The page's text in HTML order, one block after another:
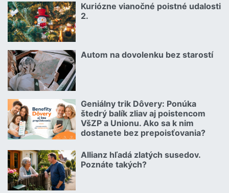
Kuriózne vianočné poistné udalosti
2.
18.12.2024 | | redakcia
Autom na dovolenku bez starostí
02.07.2026 |
Geniálny trik Dôvery: Ponúka
štedrý balík zliav aj poistencom
VšZP a Unionu. Ako sa k nim
dostanete bez prepoisťovania?
06.07.2026 | | redakcia
Allianz hľadá zlatých susedov.
Poznáte takých?
08.07.2026 |